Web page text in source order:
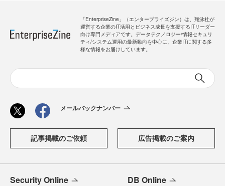
「EnterpriseZine」（エンタープライズジン）は、翔泳社が
運営する企業のIT活用とビジネス成長を支援するITリーダー
向け専門メディアです。データテクノロジー/情報セキュリ
ティ/システム運用の最新動向を中心に、企業ITに関する多
様な情報をお届けしています。
メールバックナンバー
記事掲載のご依頼 広告掲載のご案内
Security Online DB Online